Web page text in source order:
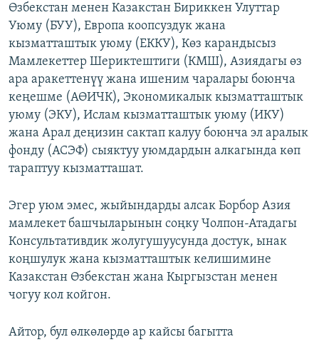
Өзбекстан менен Казакстан Бириккен Улуттар
Уюму (БУУ), Европа коопсуздук жана
кызматташтык уюму (ЕККУ), Көз карандысыз
Мамлекеттер Шериктештиги (КМШ), Азиядагы өз
ара аракеттенүү жана ишеним чаралары боюнча
кеңешме (АӨИЧК), Экономикалык кызматташтык
уюму (ЭКУ), Ислам кызматташтык уюму (ИКУ)
жана Арал деңизин сактап калуу боюнча эл аралык
фонду (АСЭФ) сыяктуу уюмдардын алкагында көп
тараптуу кызматташат.
Эгер уюм эмес, жыйындарды алсак Борбор Азия
мамлекет башчыларынын соңку Чолпон-Атадагы
Консультативдик жолугушуусунда достук, ынак
коңшулук жана кызматташтык келишимине
Казакстан Өзбекстан жана Кыргызстан менен
чогуу кол койгон.
Айтор, бул өлкөлөрдө ар кайсы багытта